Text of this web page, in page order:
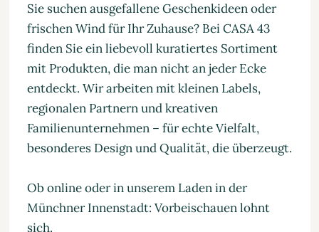
Sie suchen ausgefallene Geschenkideen oder
frischen Wind für Ihr Zuhause? Bei CASA 43
finden Sie ein liebevoll kuratiertes Sortiment
mit Produkten, die man nicht an jeder Ecke
entdeckt. Wir arbeiten mit kleinen Labels,
regionalen Partnern und kreativen
Familienunternehmen – für echte Vielfalt,
besonderes Design und Qualität, die überzeugt.
Ob online oder in unserem Laden in der
Münchner Innenstadt: Vorbeischauen lohnt
sich.